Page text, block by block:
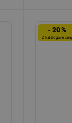
- 20 %
Z katalogové ceny